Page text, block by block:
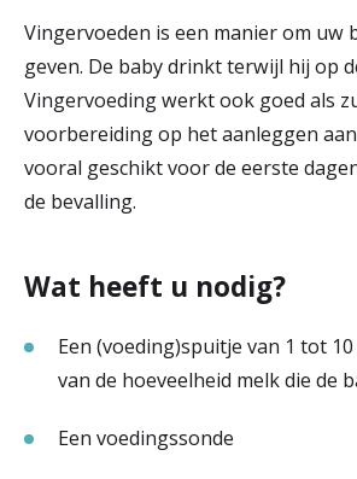
Werken & Leren bij
Zorgverleners
Vingervoeden is een manier om uw
geven. De baby drinkt terwijl hij op
Vingervoeding werkt ook goed als
voorbereiding op het aanleggen
vooral geschikt voor de eerste
de bevalling.
Wat heeft u nodig?
Een (voeding)spuitje van 1 tot
van de hoeveelheid melk die de
Een voedingssonde